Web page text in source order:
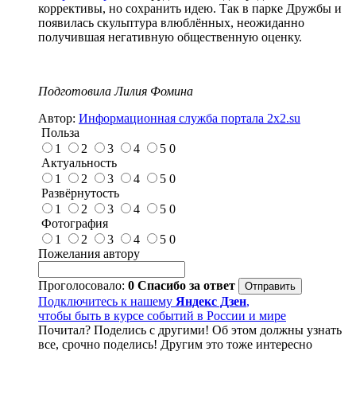
коррективы, но сохранить идею. Так в парке Дружбы и
появилась скульптура влюблённых, неожиданно
получившая негативную общественную оценку.
Подготовила Лилия Фомина
Автор: Информационная служба портала 2x2.su
Польза
1
2 3 4 5 0
Актуальность
1
2 3 4 5 0
Развёрнутость
1
2 3 4 5 0
Фотография
1
2 3 4 5 0
Пожелания автору
Проголосовало: 0 Спасибо за ответ
Подключитесь к нашему Яндекс Дзен,
чтобы быть в курсе событий в России и мире
Почитал? Поделись с другими! Об этом должны узнать
все, срочно поделись! Другим это тоже интересно